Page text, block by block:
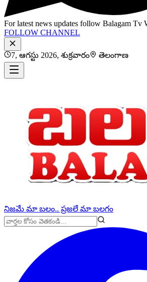
For latest news updates follow Balagam Tv
FOLLOW CHANNEL
7, ఆగస్టు 2026, శుక్రవారం తెలంగాణ
నిజమే మా బలం.. ప్రజలే మా బలగం